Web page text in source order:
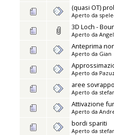
(quasi OT)
Aperto da
3D Loch -
Aperto da
Anteprima
Aperto da Gian
Aperto da
aree
Aperto da
Attivazione
Aperto da
bordi spariti
Aperto da